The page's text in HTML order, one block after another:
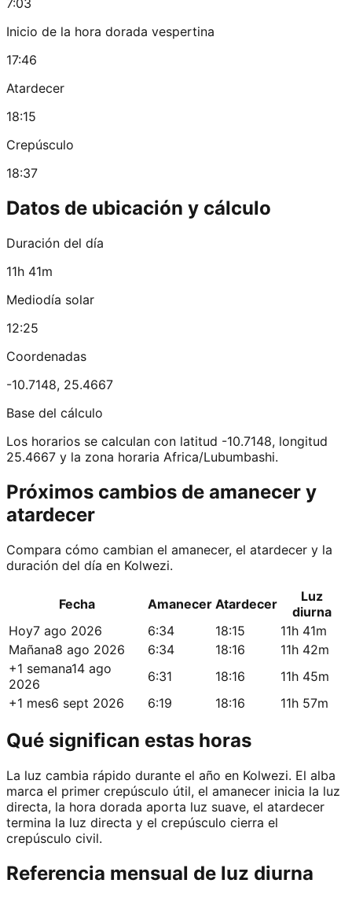
7:03
Inicio de la hora dorada vespertina
17:46
Atardecer
18:15
Crepúsculo
18:37
Datos de ubicación y cálculo
Duración del día
11h 41m
Mediodía solar
12:25
Coordenadas
-10.7148, 25.4667
Base del cálculo
Los horarios se calculan con latitud -10.7148, longitud
25.4667 y la zona horaria Africa/Lubumbashi.
Próximos cambios de amanecer y
atardecer
Compara cómo cambian el amanecer, el atardecer y la
duración del día en Kolwezi.
Fecha Amanecer Atardecer
Luz
diurna
Hoy7 ago 2026 6:34 18:15
11h 41m
Mañana8 ago 2026 6:34 18:16
11h 42m
+1 semana14 ago
2026
6:31 18:16
11h 45m
+1 mes6 sept 2026 6:19 18:16 11h 57m
Qué significan estas horas
La luz cambia rápido durante el año en Kolwezi. El alba
marca el primer crepúsculo útil, el amanecer inicia la luz
directa, la hora dorada aporta luz suave, el atardecer
termina la luz directa y el crepúsculo cierra el
crepúsculo civil.
Referencia mensual de luz diurna